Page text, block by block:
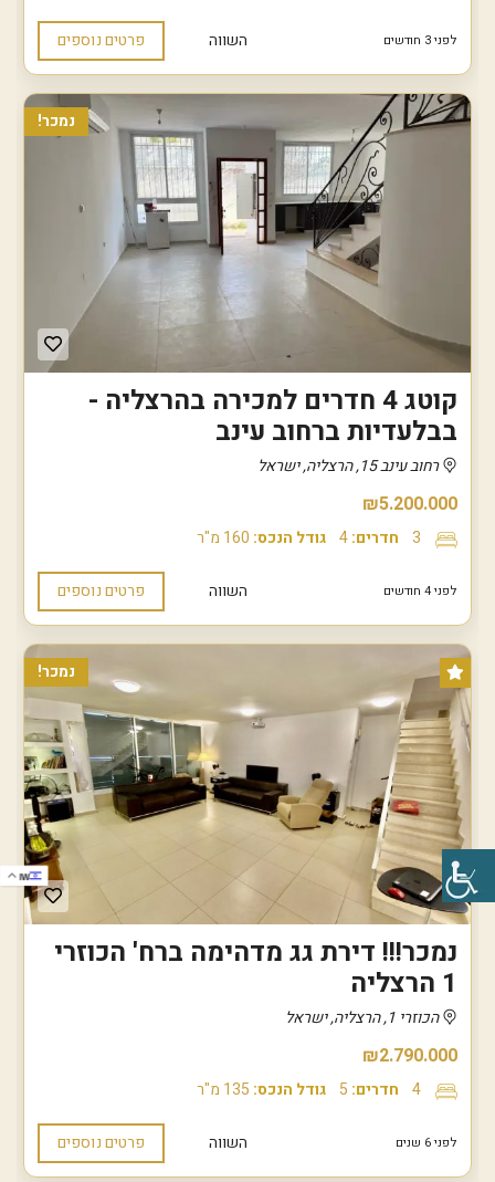
לפני 3 חודשים השווה פרטים נוספים
נמכר!
קוטג 4 חדרים למכירה בהרצליה -
בבלעדיות ברחוב עינב
רחוב עינב 15, הרצליה, ישראל
₪5.200.000
3 חדרים:4 גודל הנכס: 160 מ"ר
לפני 4 חודשים השווה פרטים נוספים
נמכר!
נמכר!!! דירת גג מדהימה ברח' הכוזרי
1 הרצליה
הכוזרי 1, הרצליה, ישראל
₪2.790.000
4 חדרים: 5 גודל הנכס: 135 מ"ר
לפני 6 שנים השווה פרטים נוספים
IW